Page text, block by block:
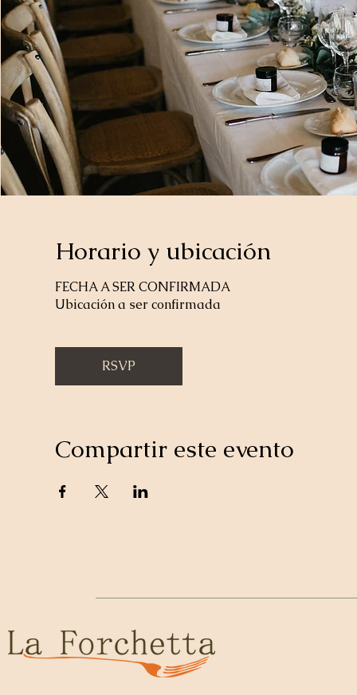
Horario y ubicación
FECHA A SER CONFIRMADA
Ubicación a ser confirmada
RSVP
Compartir este evento